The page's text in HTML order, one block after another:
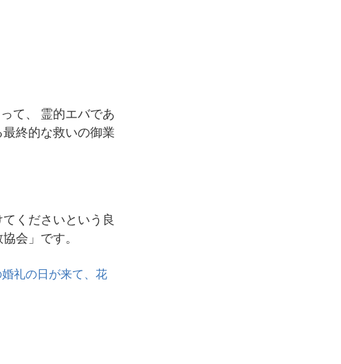
て、 霊的エバであ
終的な救いの御業
くださいという良
会」です。
礼の日が来て、花